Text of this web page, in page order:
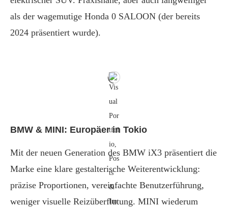
als der wagemutige Honda 0 SALOON (der bereits
2024 präsentiert wurde).
BMW & MINI: Europäer in Tokio
Mit der neuen Generation des BMW iX3 präsentiert die
Marke eine klare gestalterische Weiterentwicklung:
präzise Proportionen, vereinfachte Benutzerführung,
weniger visuelle Reizüberflutung. MINI wiederum